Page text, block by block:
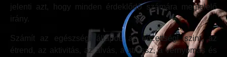
jelenti azt, hogy minden érdeklődő számára megfelelő
irány.
Számít az egészségi állapot, az edzettségi szint, az
étrend, az aktivitás, az alvás, a stressz, a vérnyomás és